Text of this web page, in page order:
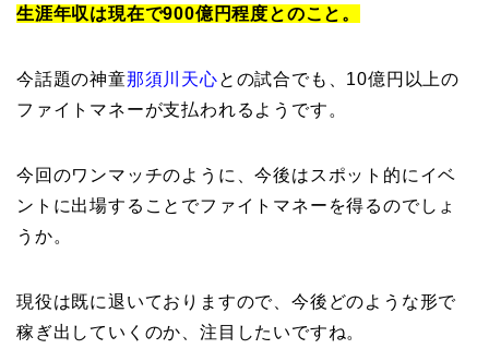
生涯年収は現在で900億円程度とのこと。
今話題の神童那須川天心との試合でも、10億円以上の
ファイトマネーが支払われるようです。
今回のワンマッチのように、今後はスポット的にイベ
ントに出場することでファイトマネーを得るのでしょ
うか。
現役は既に退いておりますので、今後どのような形で
稼ぎ出していくのか、注目したいですね。